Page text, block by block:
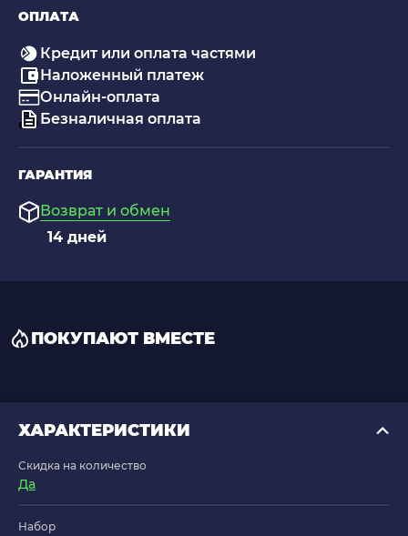
ОПЛАТА
Кредит или оплата частями
Наложенный платеж
Онлайн-оплата
Безналичная оплата
ГАРАНТИЯ
Возврат и обмен
14 дней
ПОКУПАЮТ ВМЕСТЕ
ХАРАКТЕРИСТИКИ
Скидка на количество
Да
Набор